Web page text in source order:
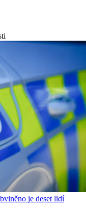
je deset lidí